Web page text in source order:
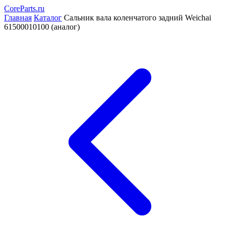
CoreParts.ru
Главная Каталог Сальник вала коленчатого задний Weichai
61500010100 (аналог)